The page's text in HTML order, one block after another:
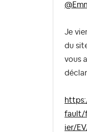
Je
du
vous
fault/
ier/